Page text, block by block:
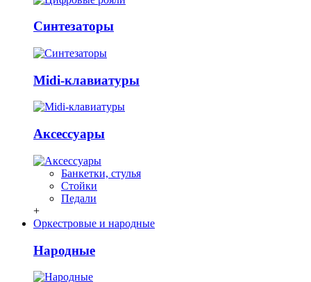
Синтезаторы
Midi-клавиатуры
Аксессуары
Банкетки, стулья
Стойки
Педали
+
Оркестровые и народные
Народные